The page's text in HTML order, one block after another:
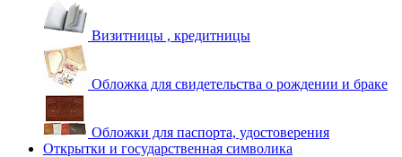
Визитницы , кредитницы
Обложка для свидетельства о рождении и браке
Обложки для паспорта, удостоверения
Открытки и государственная символика